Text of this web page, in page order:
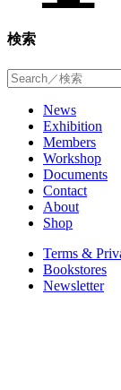
検索
News
Exhibition
Members
Workshop
Documents
Contact
About
Shop
Terms &
Bookstores
Newsletter